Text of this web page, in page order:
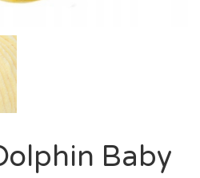
Baby